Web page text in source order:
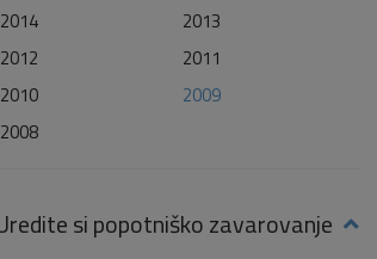
2014
2013
2012
2011
2010
2009
2008
si popotniško zavarovanje